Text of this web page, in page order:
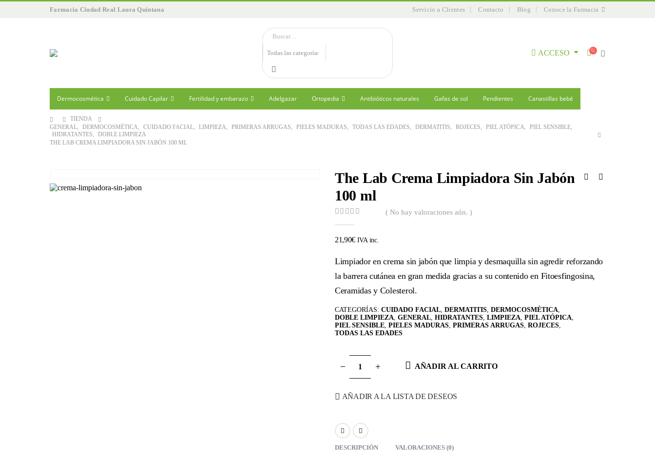
Farmacia Ciudad Real Laura Quintana Servicio a Clientes Contacto Blog Conoce la Farmacia
ACCESO
Dermocosmética Cuidado Capilar Fertilidad y embarazo Adelgazar Ortopedia Antibióticos naturales Gafas de sol Pendientes Canastillas bebé
TIENDA
GENERAL, DERMOCOSMÉTICA, CUIDADO FACIAL, LIMPIEZA, PRIMERAS ARRUGAS, PIELES MADURAS, TODAS LAS EDADES, DERMATITIS, ROJECES, PIEL ATÓPICA, PIEL SENSIBLE,
HIDRATANTES,
DOBLE LIMPIEZA
THE LAB CREMA LIMPIADORA SIN JABÓN 100 ML
The Lab Crema Limpiadora Sin Jabón
100 ml
( No hay valoraciones aún. )
21,90€ IVA inc.
Limpiador en crema sin jabón que limpia y desmaquilla sin agredir reforzando
la barrera cutánea en gran medida gracias a su contenido en Fitoesfingosina,
Ceramidas y Colesterol.
CATEGORÍAS: CUIDADO FACIAL DERMATITIS DERMOCOSMÉTICA
DOBLE LIMPIEZA GENERAL HIDRATANTES LIMPIEZA PIEL ATÓPICA
PIEL SENSIBLE PIELES MADURAS PRIMERAS ARRUGAS ROJECES
TODAS LAS EDADES
AÑADIR AL CARRITO
AÑADIR A LA LISTA DE DESEOS
DESCRIPCIÓN VALORACIONES (0)